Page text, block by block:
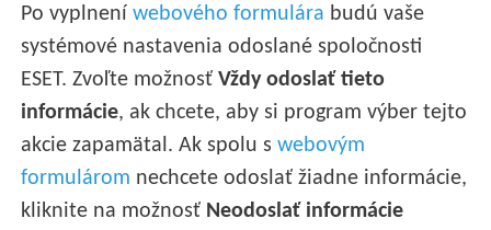
Po vyplneníwebového formulára budú vaše
systémové nastavenia odoslané spoločnosti
ESET. Zvoľte možnosťVždy odoslať tieto
informácie, ak chcete, aby si program výber tejto
akcie zapamätal. Ak spolu swebovým
formulárom nechcete odoslať žiadne informácie,
kliknite na možnosť Neodoslať informácie